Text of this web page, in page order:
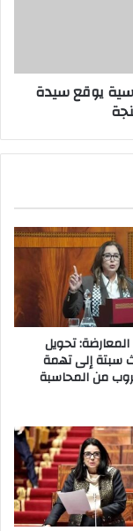
يوقع سيدة
المعارضة: تحويل
سبتة إلى تهمة
من المحاسبة